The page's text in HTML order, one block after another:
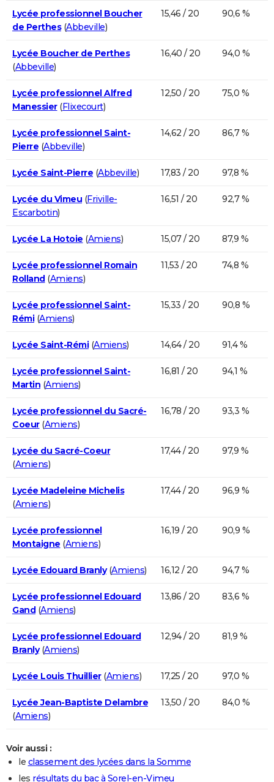
Lycée professionnel Boucher
de Perthes(Abbeville)
15,46 / 20 90,6 %
Lycée Boucher de Perthes
(Abbeville)
16,40 / 20 94,0 %
Lycée professionnel Alfred
Manessier(Flixecourt)
12,50 / 20 75,0 %
Lycée professionnel Saint-
Pierre (Abbeville)
14,62 / 20 86,7 %
Lycée Saint-Pierre (Abbeville) 17,83 / 20 97,8 %
Lycée du Vimeu (Friville-
Escarbotin)
16,51 / 20 92,7 %
Lycée La Hotoie (Amiens) 15,07 / 20 87,9 %
Lycée professionnel Romain
Rolland(Amiens)
11,53 / 20 74,8 %
Lycée professionnel Saint-
Rémi(Amiens)
15,33 / 20 90,8 %
Lycée Saint-Rémi(Amiens) 14,64 / 20 91,4 %
Lycée professionnel Saint-
Martin (Amiens)
16,81 / 20 94,1 %
Lycée professionnel du Sacré-
Coeur(Amiens)
16,78 / 20 93,3 %
Lycée du Sacré-Coeur
(Amiens)
17,44 / 20 97,9 %
Lycée Madeleine Michelis
(Amiens)
17,44 / 20 96,9 %
Lycée professionnel
Montaigne (Amiens)
16,19 / 20 90,9 %
Lycée Edouard Branly(Amiens) 16,12 / 20 94,7 %
Lycée professionnel Edouard
Gand(Amiens)
13,86 / 20 83,6 %
Lycée professionnel Edouard
Branly(Amiens)
12,94 / 20 81,9 %
Lycée Louis Thuillier(Amiens) 17,25 / 20 97,0 %
Lycée Jean-Baptiste Delambre
(Amiens)
13,50 / 20 84,0 %
Voir aussi :
le classement des lycées dans la Somme
les résultats du bac à Sorel-en-Vimeu